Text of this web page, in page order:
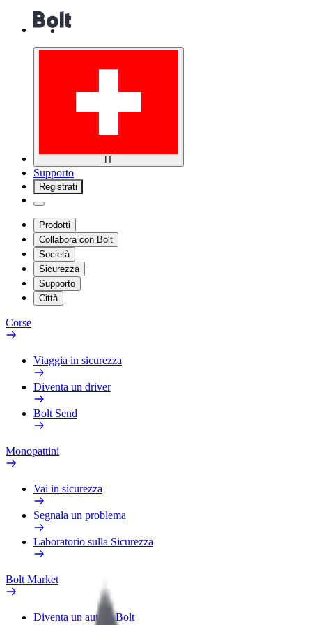
IT
Supporto
Registrati
Prodotti
Collabora con Bolt
Società
Sicurezza
Supporto
Città
Corse
Viaggia in sicurezza
Diventa un driver
Bolt Send
Monopattini
Vai in sicurezza
Segnala un problema
Laboratorio sulla Sicurezza
Bolt Market
Diventa un autista Bolt